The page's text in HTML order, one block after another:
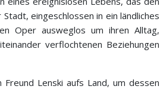
eingeschlossen in ein ländliches
Oper ausweglos um ihren Alltag,
verflochtenen Beziehungen
Lenski aufs Land, um dessen